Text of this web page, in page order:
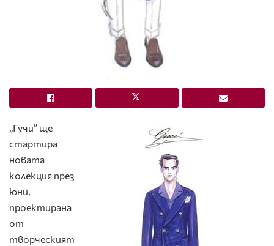
„Гучи” ще
стартира
новата
колекция през
юни,
проектирана
от
творческият